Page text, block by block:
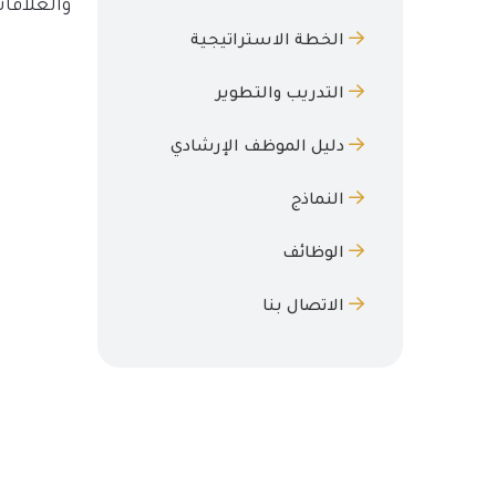
الخطة الاستراتيجية
التدريب والتطوير
دليل الموظف الإرشادي
النماذج
الوظائف
الاتصال بنا